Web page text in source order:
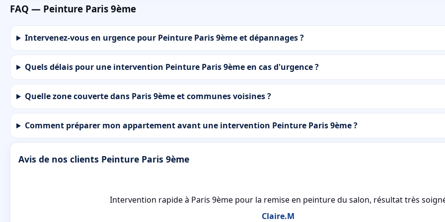
FAQ — Peinture Paris 9ème
Intervenez-vous en urgence pour Peinture Paris 9ème et dépannages ?
Quels délais pour une intervention Peinture Paris 9ème en cas d'urgence ?
Quelle zone couverte dans Paris 9ème et communes voisines ?
Comment préparer mon appartement avant une intervention Peinture Paris 9ème ?
Avis de nos clients Peinture Paris 9ème
Intervention rapide à Paris 9ème pour la remise en peinture du salon, résultat très
Claire.M